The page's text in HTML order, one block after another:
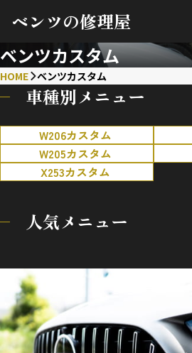
ベンツの修理屋
ベンツカスタム
HOME ベンツカスタム
車種別メニュー
W206カスタム
W205カスタム
X253カスタム
人気メニュー